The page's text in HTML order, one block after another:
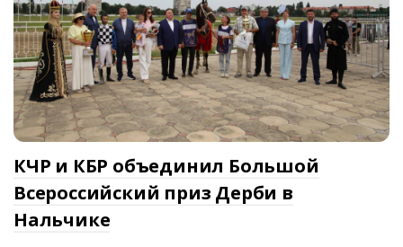
КЧР и КБР объединил Большой
Всероссийский приз Дерби в
Нальчике